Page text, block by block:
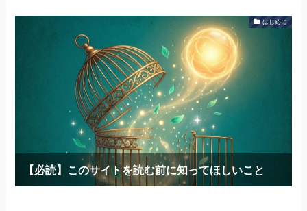
はじめに
【必読】このサイトを読む前に知ってほしいこと